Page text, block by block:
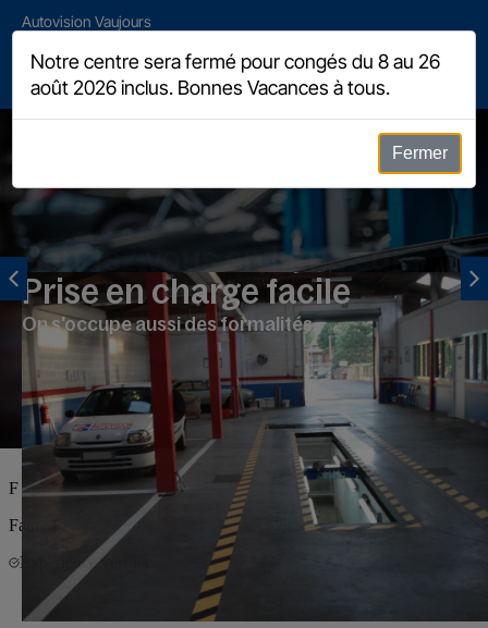
Autovision Vaujours
214 rue de Meaux, 93410 Vaujours
01 48 67 16 33
Prise en charge facile
On s'occupe aussi des formalités.
Notre centre sera fermé pour congés du 8 au 26
août 2026 inclus. Bonnes Vacances à tous.
Fermer